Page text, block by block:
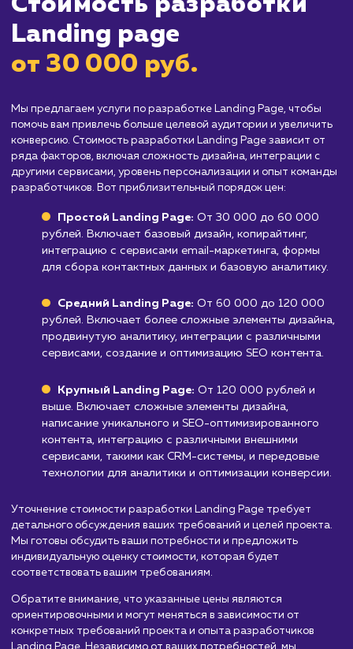
Кому не подходит данный
Компаниям, у которых уже есть
функциональный сайт, удовлетворяющий
: Landing page могут быть
избыточными, если ваш сайт уже
высокий уровень конверсии.
Бизнесам, не готовым инвестировать в
Создание Landing page - это только
работы, так как потом ее еще нужно
продвигать.
Узнать почему
Стоимость разработки
Landing page
от 30 000 руб.
Мы предлагаем услуги по разработке Landing Page,
помочь вам привлечь больше целевой аудитории и
ряда факторов, включая сложность дизайна, интеграции
другими сервисами, уровень персонализации и опыт
разработчиков. Вот приблизительный порядок цен: